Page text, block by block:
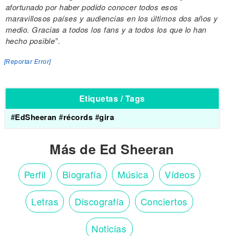
afortunado por haber podido conocer todos esos
maravillosos países y audiencias en los últimos dos años y
medio. Gracias a todos los fans y a todos los que lo han
hecho posible”.
[Reportar Error]
Etiquetas / Tags
#EdSheeran #récords #gira
Más de Ed Sheeran
Perfil Biografía Música Vídeos
Letras Discografía Conciertos
Noticias